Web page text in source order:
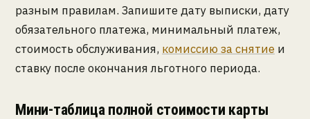
разным правилам. Запишите дату выписки, дату
обязательного платежа, минимальный платеж,
стоимость обслуживания, комиссию за снятие и
ставку после окончания льготного периода.
Мини-таблица полной стоимости карты